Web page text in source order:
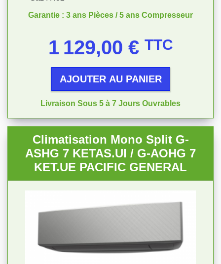
Garantie : 3 ans Pièces / 5 ans Compresseur
1 129,00 € TTC
AJOUTER AU PANIER
Livraison Sous 5 à 7 Jours Ouvrables
Climatisation Mono Split G-
ASHG 7 KETAS.UI / G-AOHG 7
KET.UE PACIFIC GENERAL